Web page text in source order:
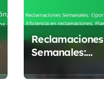
Reclamaciones
Semanales:
bonificación,